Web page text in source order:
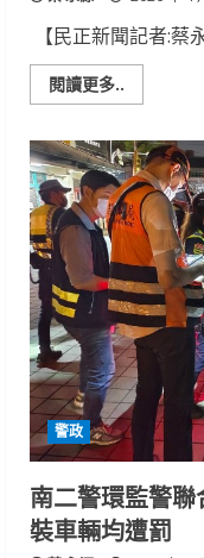
人
【民正新聞記者:蔡
閱讀更多..
more
平
迎
媽
祖
盛
事
登
場
南
警
第
四
分
局
啟
動
交
通
疏
導
籲
民
眾
提
前
警政
南二警環監警
裝車輛均遭罰